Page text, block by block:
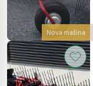
Nova mašina